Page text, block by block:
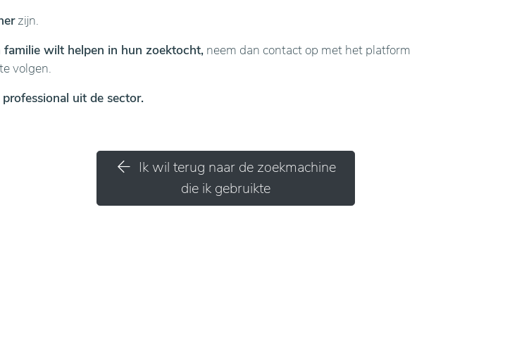
zijn.
wilt helpen in hun zoektocht, neem dan contact op met het platform
te volgen.
uit de sector.
Ik wil terug naar de zoekmachine
die ik gebruikte